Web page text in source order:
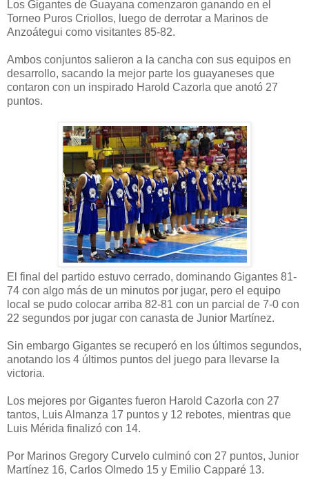
Los Gigantes de Guayana comenzaron ganando en el
Torneo Puros Criollos, luego de derrotar a Marinos de
Anzoátegui como visitantes 85-82.
Ambos conjuntos salieron a la cancha con sus equipos en
desarrollo, sacando la mejor parte los guayaneses que
contaron con un inspirado Harold Cazorla que anotó 27
puntos.
El final del partido estuvo cerrado, dominando Gigantes 81-
74 con algo más de un minutos por jugar, pero el equipo
local se pudo colocar arriba 82-81 con un parcial de 7-0 con
22 segundos por jugar con canasta de Junior Martínez.
Sin embargo Gigantes se recuperó en los últimos segundos,
anotando los 4 últimos puntos del juego para llevarse la
victoria.
Los mejores por Gigantes fueron Harold Cazorla con 27
tantos, Luis Almanza 17 puntos y 12 rebotes, mientras que
Luis Mérida finalizó con 14.
Por Marinos Gregory Curvelo culminó con 27 puntos, Junior
Martínez 16, Carlos Olmedo 15 y Emilio Capparé 13.